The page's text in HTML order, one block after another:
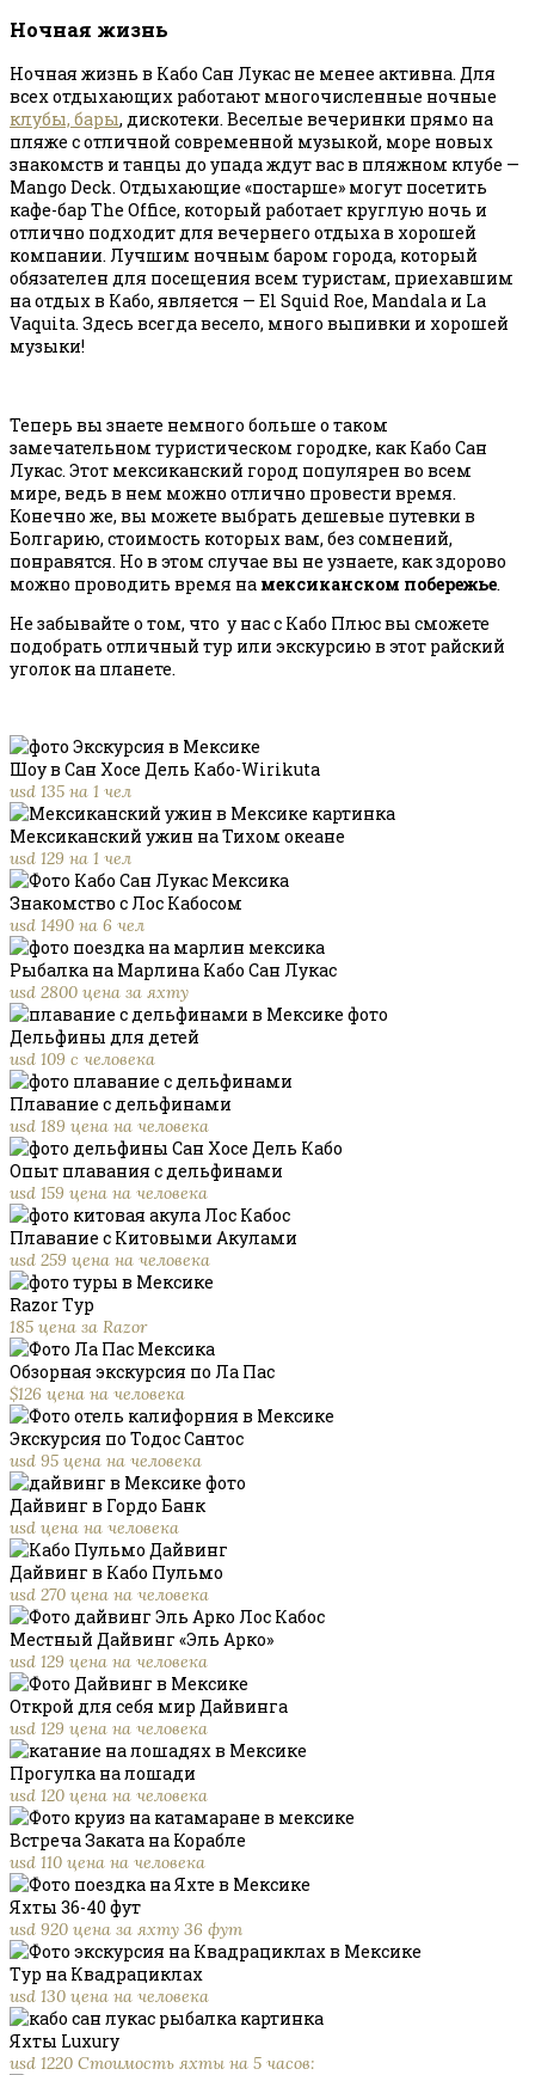
Ночная жизнь
Ночная жизнь в Кабо Сан Лукас не менее активна. Для
всех отдыхающих работают многочисленные ночные
клубы, бары, дискотеки. Веселые вечеринки прямо на
пляже с отличной современной музыкой, море новых
знакомств и танцы до упада ждут вас в пляжном клубе —
Mango Deck. Отдыхающие «постарше» могут посетить
кафе-бар The Office, который работает круглую ночь и
отлично подходит для вечернего отдыха в хорошей
компании. Лучшим ночным баром города, который
обязателен для посещения всем туристам, приехавшим
на отдых в Кабо, является — El Squid Roe, Mandala и La
Vaquita. Здесь всегда весело, много выпивки и хорошей
музыки!
Теперь вы знаете немного больше о таком
замечательном туристическом городке, как Кабо Сан
Лукас. Этот мексиканский город популярен во всем
мире, ведь в нем можно отлично провести время.
Конечно же, вы можете выбрать дешевые путевки в
Болгарию, стоимость которых вам, без сомнений,
понравятся. Но в этом случае вы не узнаете, как здорово
можно проводить время на мексиканском побережье.
Не забывайте о том, что у нас с Кабо Плюс вы сможете
подобрать отличный тур или экскурсию в этот райский
уголок на планете.
Шоу в Сан Хосе Дель Кабо-Wirikuta
usd 135 на 1 чел
Мексиканский ужин на Тихом океане
usd 129 на 1 чел
Знакомство с Лос Кабосом
usd 1490 на 6 чел
Рыбалка на Марлина Кабо Сан Лукас
usd 2800 цена за яхту
Дельфины для детей
usd 109 с человека
Плавание с дельфинами
usd 189 цена на человека
Опыт плавания с дельфинами
usd 159 цена на человека
Плавание с Китовыми Акулами
usd 259 цена на человека
Razor Тур
185 цена за Razor
Обзорная экскурсия по Ла Пас
$126 цена на человека
Экскурсия по Тодос Сантос
usd 95 цена на человека
Дайвинг в Гордо Банк
usd цена на человека
Дайвинг в Кабо Пульмо
usd 270 цена на человека
Местный Дайвинг «Эль Арко»
usd 129 цена на человека
Открой для себя мир Дайвинга
usd 129 цена на человека
Прогулка на лошади
usd 120 цена на человека
Встреча Заката на Корабле
usd 110 цена на человека
Яхты 36-40 фут
usd 920 цена за яхту 36 фут
Тур на Квадрациклах
usd 130 цена на человека
Яхты Luxury
usd 1220 Стоимость яхты на 5 часов: